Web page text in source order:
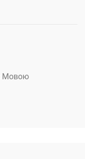
Мовою